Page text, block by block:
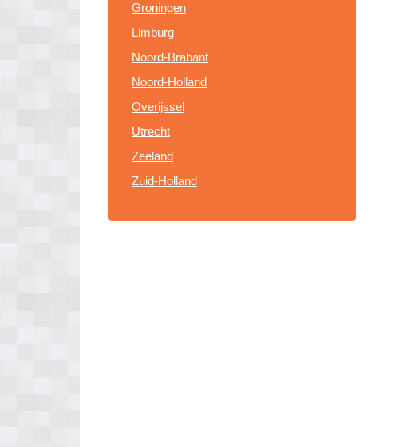
Groningen
Limburg
Noord-Brabant
Noord-Holland
Overijssel
Utrecht
Zeeland
Zuid-Holland